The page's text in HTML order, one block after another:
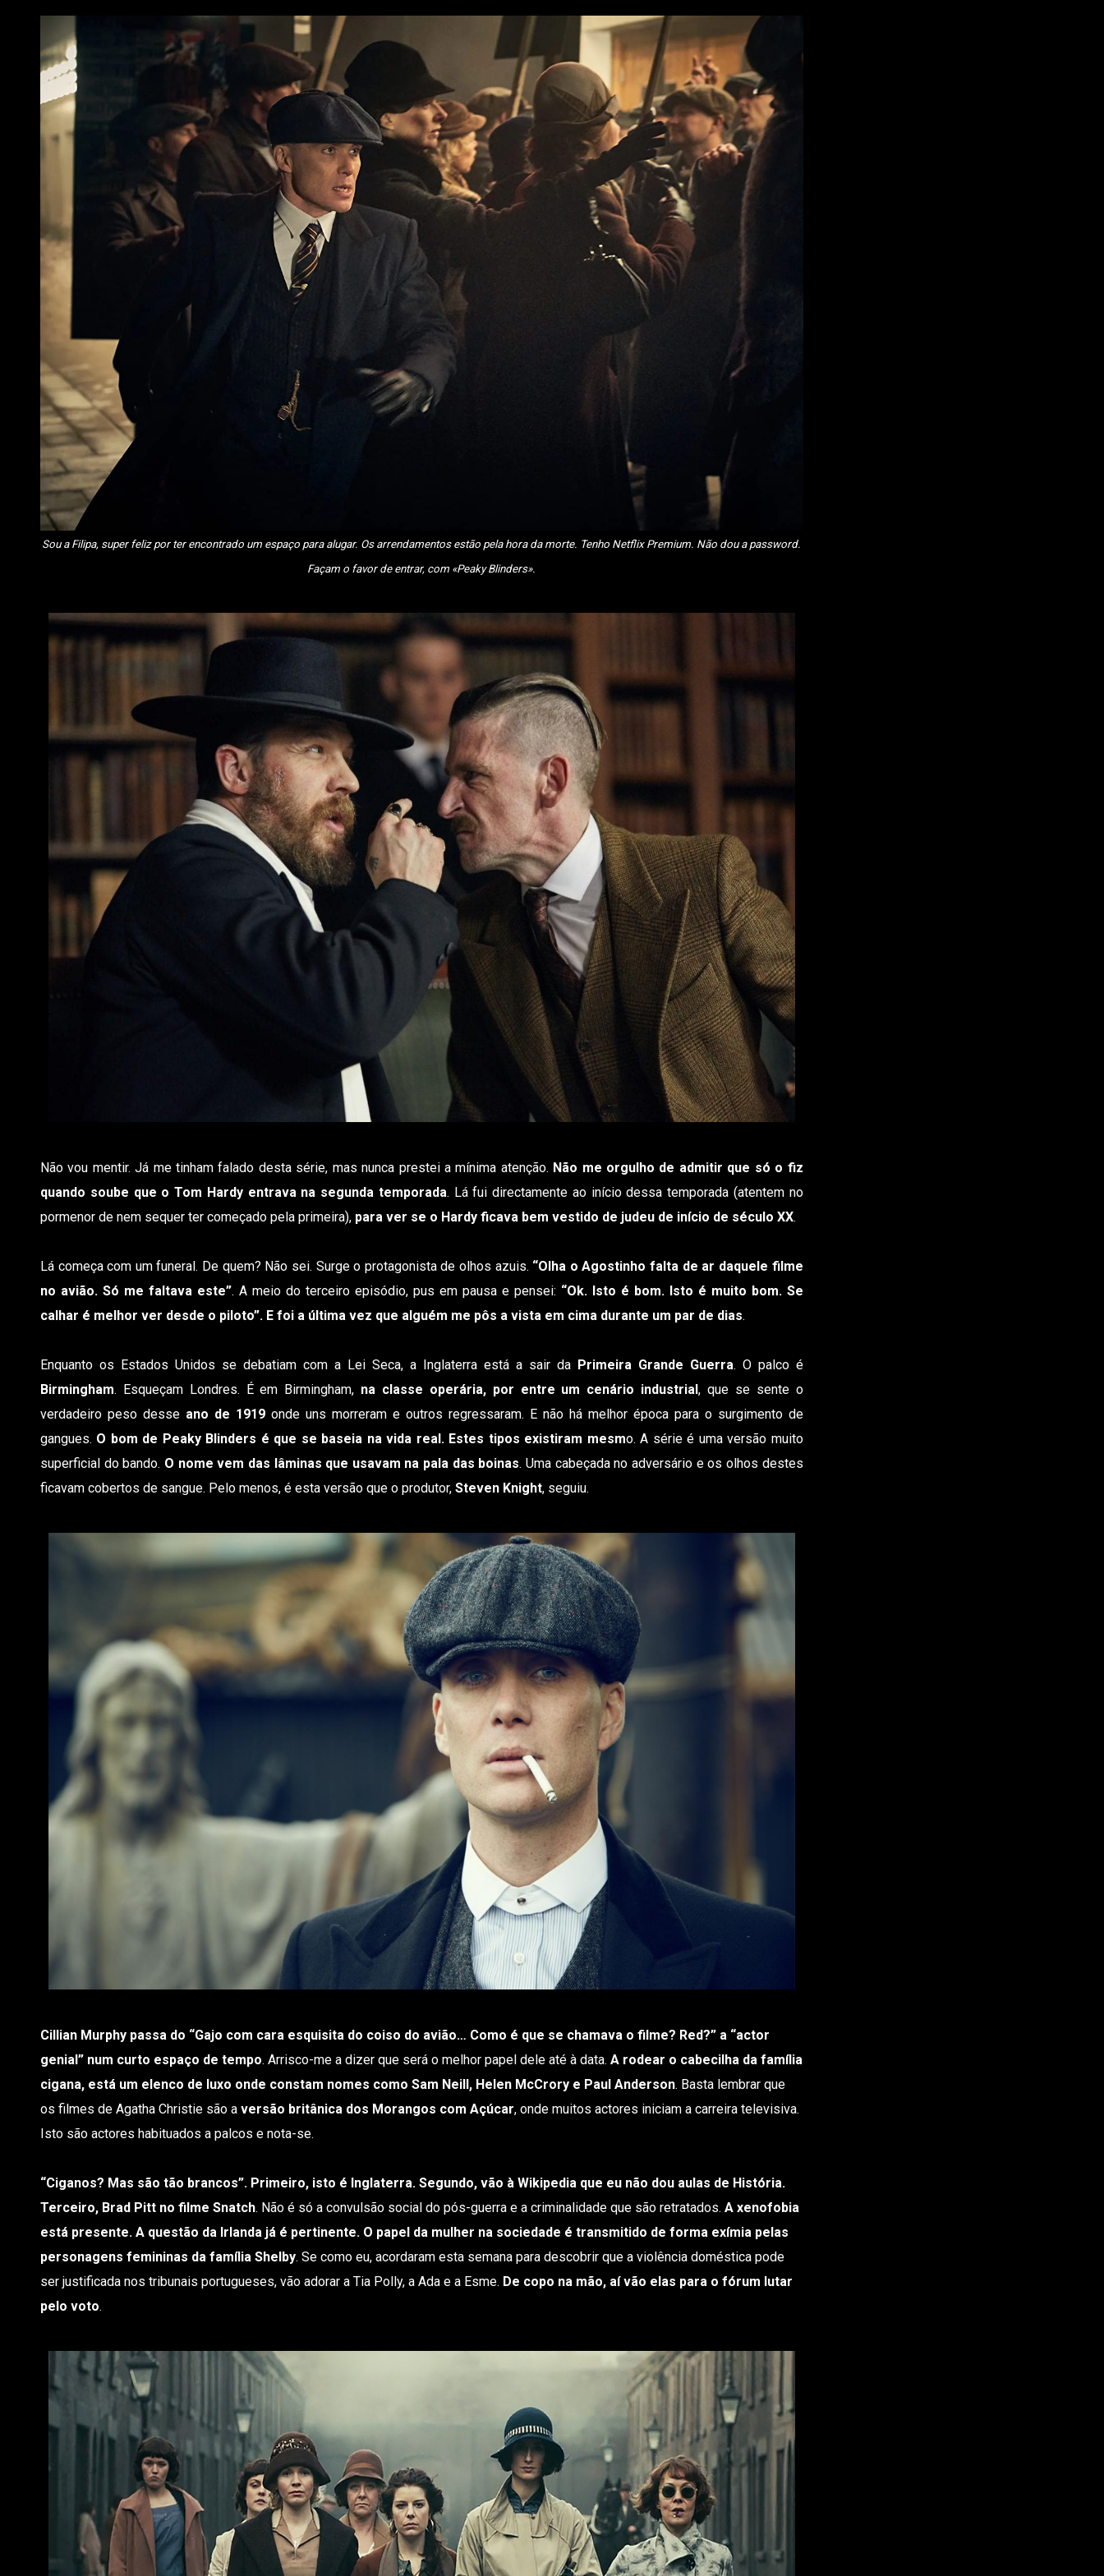
Sou a Filipa, super feliz por ter encontrado um espaço para alugar. Os arrendamentos estão pela hora da morte. Tenho Netflix Premium. Não dou a password.
Façam o favor de entrar, com «Peaky Blinders».
Não vou mentir. Já me tinham falado desta série, mas nunca prestei a mínima atenção. Não me orgulho de admitir que só o fiz
quando soube que o Tom Hardy entrava na segunda temporada. Lá fui directamente ao início dessa temporada (atentem no
pormenor de nem sequer ter começado pela primeira), para ver se o Hardy ficava bem vestido de judeu de início de século XX.
Lá começa com um funeral. De quem? Não sei. Surge o protagonista de olhos azuis. “Olha o Agostinho falta de ar daquele filme
no avião. Só me faltava este”. A meio do terceiro episódio, pus em pausa e pensei: “Ok. Isto é bom. Isto é muito bom. Se
calhar é melhor ver desde o piloto”. E foi a última vez que alguém me pôs a vista em cima durante um par de dias.
Enquanto os Estados Unidos se debatiam com a Lei Seca, a Inglaterra está a sair da Primeira Grande Guerra. O palco é
Birmingham. Esqueçam Londres. É em Birmingham, na classe operária, por entre um cenário industrial, que se sente o
verdadeiro peso desse ano de 1919onde uns morreram e outros regressaram. E não há melhor época para o surgimento de
gangues. O bom de Peaky Blinders é que se baseia na vida real. Estes tipos existiram mesmo. A série é uma versão muito
superficial do bando. O nome vem das lâminas que usavam na pala das boinas. Uma cabeçada no adversário e os olhos destes
ficavam cobertos de sangue. Pelo menos, é esta versão que o produtor, Steven Knight, seguiu.
Cillian Murphy passa do “Gajo com cara esquisita do coiso do avião… Como é que se chamava o filme? Red?” a “actor
genial” num curto espaço de tempo. Arrisco-me a dizer que será o melhor papel dele até à data. A rodear o cabecilha da família
cigana, está um elenco de luxo onde constam nomes como Sam Neill, Helen McCrory e Paul Anderson. Basta lembrar que
os filmes de Agatha Christie são a versão britânica dos Morangos com Açúcar, onde muitos actores iniciam a carreira televisiva.
Isto são actores habituados a palcos e nota-se.
“Ciganos? Mas são tão brancos”. Primeiro, isto é Inglaterra. Segundo, vão à Wikipedia que eu não dou aulas de História.
Terceiro, Brad Pitt no filme Snatch. Não é só a convulsão social do pós-guerra e a criminalidade que são retratados. A xenofobia
está presente. A questão da Irlanda já é pertinente. O papel da mulher na sociedade é transmitido de forma exímia pelas
personagens femininas da família Shelby. Se como eu, acordaram esta semana para descobrir que a violência doméstica pode
ser justificada nos tribunais portugueses, vão adorar a Tia Polly, a Ada e a Esme. De copo na mão, aí vão elas para o fórum lutar
pelo voto.